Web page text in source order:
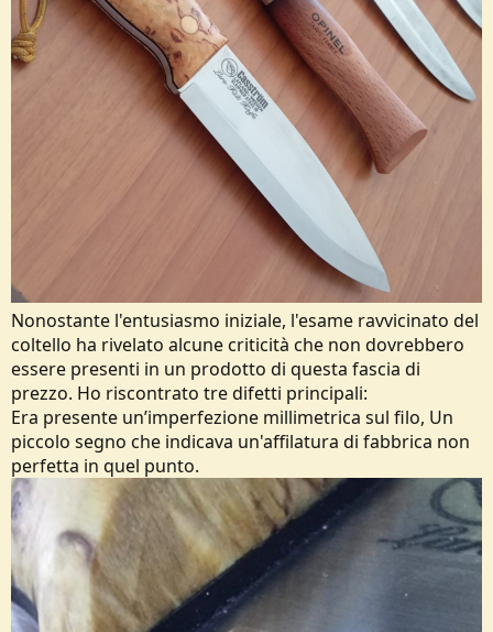
Nonostante l'entusiasmo iniziale, l'esame ravvicinato del
coltello ha rivelato alcune criticità che non dovrebbero
essere presenti in un prodotto di questa fascia di
prezzo. Ho riscontrato tre difetti principali:
Era presente un’imperfezione millimetrica sul filo, Un
piccolo segno che indicava un'affilatura di fabbrica non
perfetta in quel punto.